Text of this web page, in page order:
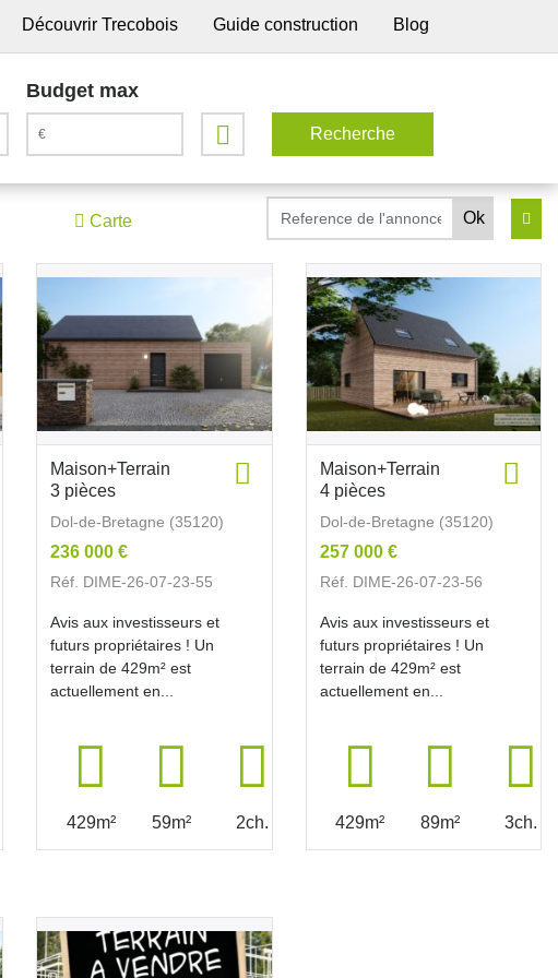
Découvrir Trecobois Guide construction Blog
Budget max
Carte
Maison+Terrain
3 pièces
Dol-de-Bretagne (35120)
236 000 €
Réf. DIME-26-07-23-55
Avis aux investisseurs et
futurs propriétaires ! Un
terrain de 429m² est
actuellement en...
429m² 59m² 2ch.
Maison+Terrain
4 pièces
Dol-de-Bretagne (35120)
257 000 €
Réf. DIME-26-07-23-56
Avis aux investisseurs et
futurs propriétaires ! Un
terrain de 429m² est
actuellement en...
429m² 89m² 3ch.